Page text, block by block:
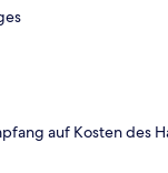
auf Kosten des